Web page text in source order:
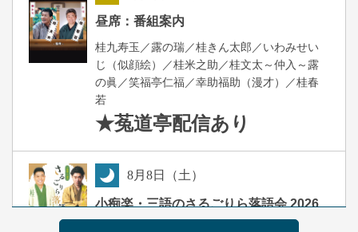
昼席：番組案内
桂九寿玉／露の瑞／桂きん太郎／いわみせい
じ（似顔絵）／桂米之助／桂文太～仲入～露
の眞／笑福亭仁福／幸助福助（漫才）／桂春
若
★菟道亭配信あり
8月8日（土）
小痴楽・三語のさるごりら落語会 2026